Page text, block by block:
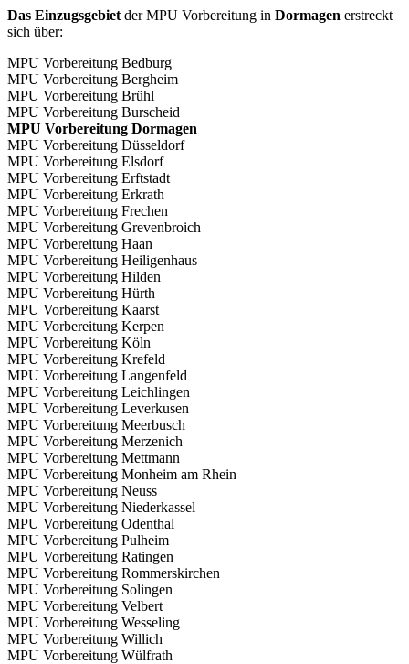
Das Einzugsgebiet der MPU Vorbereitung in Dormagen erstreckt
sich über:
MPU Vorbereitung Bedburg
MPU Vorbereitung Bergheim
MPU Vorbereitung Brühl
MPU Vorbereitung Burscheid
MPU Vorbereitung Dormagen
MPU Vorbereitung Düsseldorf
MPU Vorbereitung Elsdorf
MPU Vorbereitung Erftstadt
MPU Vorbereitung Erkrath
MPU Vorbereitung Frechen
MPU Vorbereitung Grevenbroich
MPU Vorbereitung Haan
MPU Vorbereitung Heiligenhaus
MPU Vorbereitung Hilden
MPU Vorbereitung Hürth
MPU Vorbereitung Kaarst
MPU Vorbereitung Kerpen
MPU Vorbereitung Köln
MPU Vorbereitung Krefeld
MPU Vorbereitung Langenfeld
MPU Vorbereitung Leichlingen
MPU Vorbereitung Leverkusen
MPU Vorbereitung Meerbusch
MPU Vorbereitung Merzenich
MPU Vorbereitung Mettmann
MPU Vorbereitung Monheim am Rhein
MPU Vorbereitung Neuss
MPU Vorbereitung Niederkassel
MPU Vorbereitung Odenthal
MPU Vorbereitung Pulheim
MPU Vorbereitung Ratingen
MPU Vorbereitung Rommerskirchen
MPU Vorbereitung Solingen
MPU Vorbereitung Velbert
MPU Vorbereitung Wesseling
MPU Vorbereitung Willich
MPU Vorbereitung Wülfrath